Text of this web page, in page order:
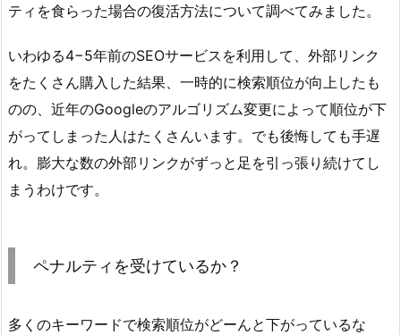
ティを食らった場合の復活方法について調べてみました。
いわゆる4−5年前のSEOサービスを利用して、外部リンク
をたくさん購入した結果、一時的に検索順位が向上したも
のの、近年のGoogleのアルゴリズム変更によって順位が下
がってしまった人はたくさんいます。でも後悔しても手遅
れ。膨大な数の外部リンクがずっと足を引っ張り続けてし
まうわけです。
ペナルティを受けているか？
多くのキーワードで検索順位がどーんと下がっているな